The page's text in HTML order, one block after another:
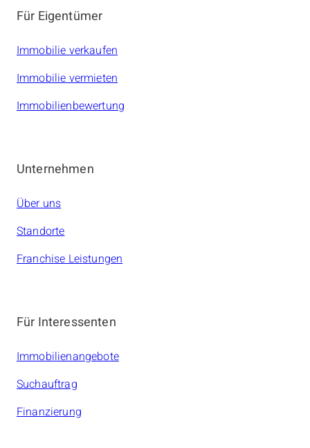
Für Eigentümer
Immobilie verkaufen
Immobilie vermieten
Immobilienbewertung
Unternehmen
Über uns
Standorte
Franchise Leistungen
Für Interessenten
Immobilienangebote
Suchauftrag
Finanzierung